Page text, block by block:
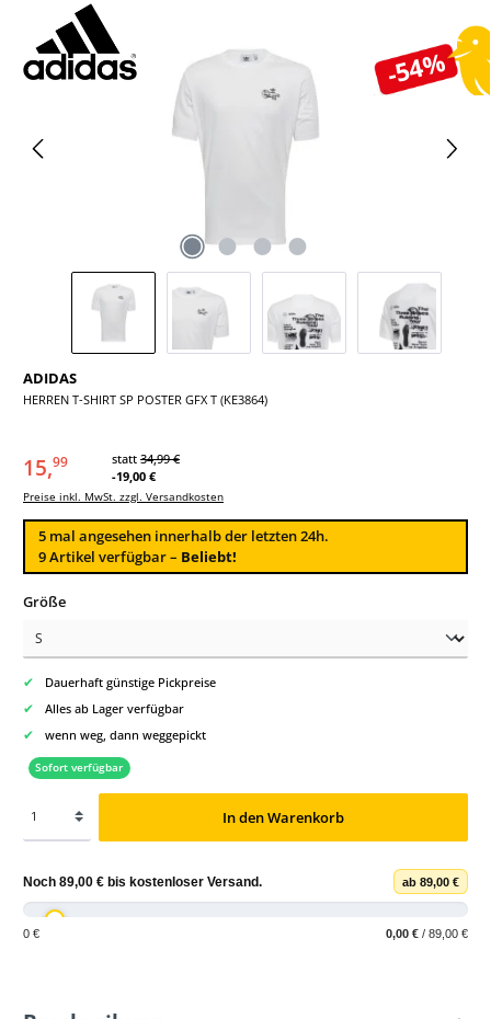
-54%
Bildergalerie überspringen
ADIDAS
HERREN T-SHIRT SP POSTER GFX T (KE3864)
15,99 statt 34,99 €
-19,00 €
Preise inkl. MwSt. zzgl. Versandkosten
5 mal angesehen innerhalb der letzten 24h.
9 Artikel verfügbar – Beliebt!
Größeauswählen
✔ Dauerhaft günstige Pickpreise
✔ Alles ab Lager verfügbar
✔ wenn weg, dann weggepickt
Sofort verfügbar
In den Warenkorb
Noch 89,00 € bis kostenloser Versand. ab 89,00 €
0 € 0,00 € / 89,00 €